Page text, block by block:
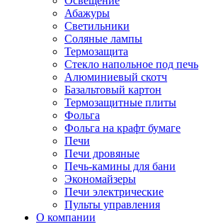
Абажуры
Светильники
Соляные лампы
Термозащита
Стекло напольное под печь
Алюминиевый скотч
Базальтовый картон
Термозащитные плиты
Фольга
Фольга на крафт бумаге
Печи
Печи дровяные
Печь-камины для бани
Экономайзеры
Печи электрические
Пульты управления
О компании